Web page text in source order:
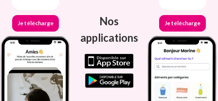
Je télécharge
Nos
applications
Je télécharge